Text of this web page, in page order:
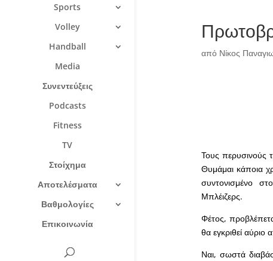
Sports
Volley
Handball
Media
Συνεντεύξεις
Podcasts
Fitness
TV
Στοίχημα
Αποτελέσματα
Βαθμολογίες
Επικοινωνία
από Νίκος
Τους περυσινούς
Θυμάμαι κάποια
συντονισμένο
Μπλέιζερς.
Φέτος,
θα εγκριθεί
Ναι, σωστά